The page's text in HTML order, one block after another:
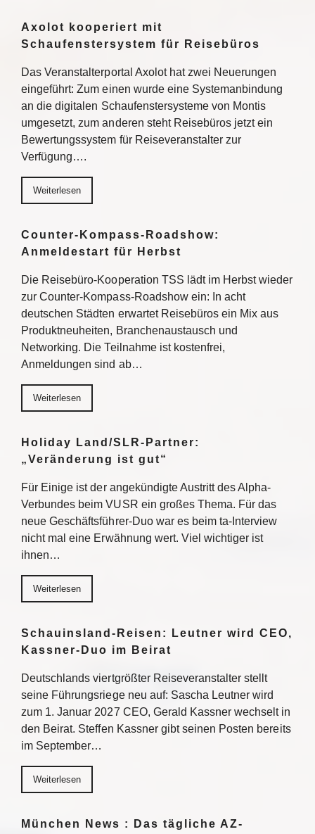
Axolot kooperiert mit
Schaufenstersystem für Reisebüros
Das Veranstalterportal Axolot hat zwei Neuerungen
eingeführt: Zum einen wurde eine Systemanbindung
an die digitalen Schaufenstersysteme von Montis
umgesetzt, zum anderen steht Reisebüros jetzt ein
Bewertungssystem für Reiseveranstalter zur
Verfügung….
Weiterlesen
Counter-Kompass-Roadshow:
Anmeldestart für Herbst
Die Reisebüro-Kooperation TSS lädt im Herbst wieder
zur Counter-Kompass-Roadshow ein: In acht
deutschen Städten erwartet Reisebüros ein Mix aus
Produktneuheiten, Branchenaustausch und
Networking. Die Teilnahme ist kostenfrei,
Anmeldungen sind ab…
Weiterlesen
Holiday Land/SLR-Partner:
„Veränderung ist gut“
Für Einige ist der angekündigte Austritt des Alpha-
Verbundes beim VUSR ein großes Thema. Für das
neue Geschäftsführer-Duo war es beim ta-Interview
nicht mal eine Erwähnung wert. Viel wichtiger ist
ihnen…
Weiterlesen
Schauinsland-Reisen: Leutner wird CEO,
Kassner-Duo im Beirat
Deutschlands viertgrößter Reiseveranstalter stellt
seine Führungsriege neu auf: Sascha Leutner wird
zum 1. Januar 2027 CEO, Gerald Kassner wechselt in
den Beirat. Steffen Kassner gibt seinen Posten bereits
im September…
Weiterlesen
München News : Das tägliche AZ-